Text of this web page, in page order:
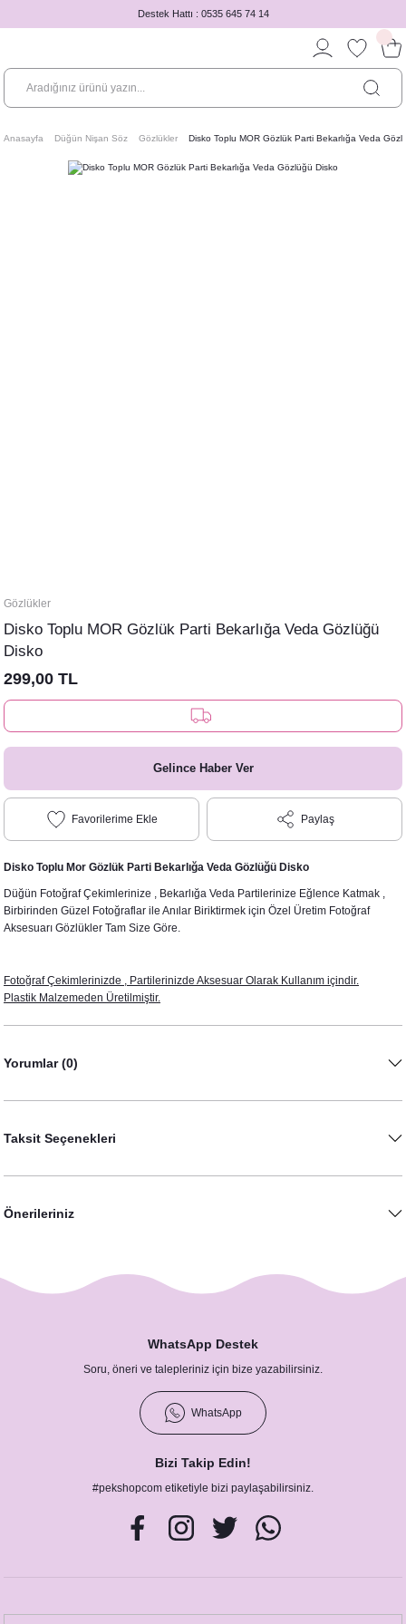
Destek Hattı : 0535 645 74 14
Anasayfa Düğün Nişan Söz Gözlükler Disko Toplu MOR Gözlük Parti Bekarlığa Veda
Gözlükler
Disko Toplu MOR Gözlük Parti Bekarlığa Veda Gözlüğü
Disko
299,00 TL
Gelince Haber Ver
Paylaş
Disko Toplu Mor Gözlük Parti Bekarlığa Veda Gözlüğü Disko
Düğün Fotoğraf Çekimlerinize , Bekarlığa Veda Partilerinize Eğlence Katmak ,
Birbirinden Güzel Fotoğraflar ile Anılar Biriktirmek için Özel Üretim Fotoğraf
Aksesuarı Gözlükler Tam Size Göre.
Fotoğraf Çekimlerinizde , Partilerinizde Aksesuar Olarak Kullanım içindir.
Plastik Malzemeden Üretilmiştir.
Yorumlar (0)
Taksit Seçenekleri
Önerileriniz
WhatsApp Destek
Soru, öneri ve talepleriniz için bize yazabilirsiniz.
WhatsApp
Bizi Takip Edin!
#pekshopcom etiketiyle bizi paylaşabilirsiniz.